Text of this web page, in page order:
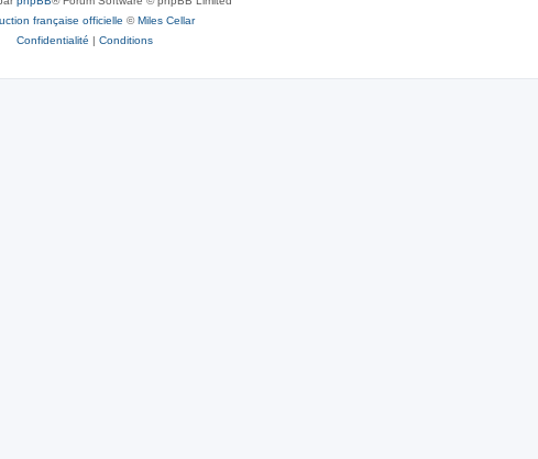
française officielle ©Miles Cellar
Confidentialité | Conditions